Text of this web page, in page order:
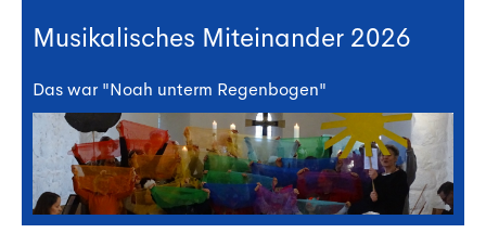
Musikalisches Miteinander 2026
Das war "Noah unterm Regenbogen"